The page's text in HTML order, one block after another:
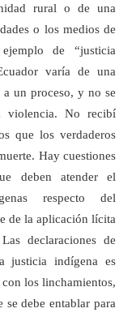
rural o de una
o los medios de
de “justicia
varía de una
un proceso, y no se
violencia. No recibí
que los verdaderos
Hay cuestiones
deben atender el
respecto del
de la aplicación lícita
declaraciones de
justicia indígena es
los linchamientos,
debe entablar para